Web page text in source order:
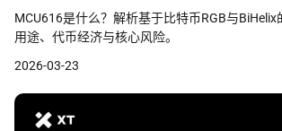
MCU616是什么？解析基于比特币RGB与BiHelix
用途、代币经济与核心风险。
2026-03-23